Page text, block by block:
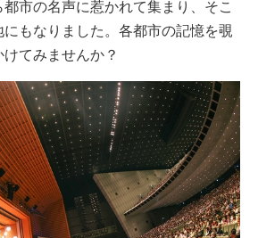
市の名声に惹かれて集まり、そこ
もなりました。各都市の記憶を覗
てみませんか？